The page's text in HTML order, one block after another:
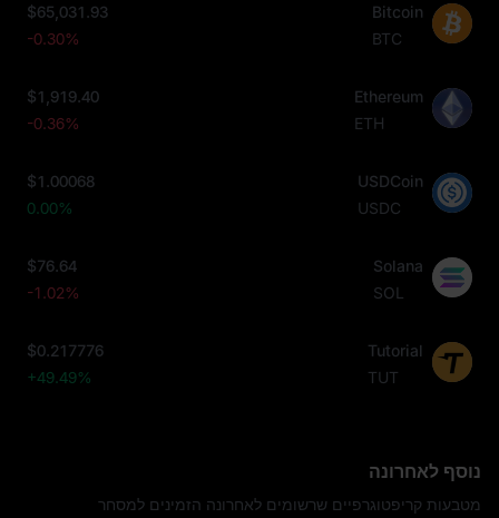
Bitcoin
BTC
$65,031.93
-0.30%
Ethereum
ETH
$1,919.40
-0.36%
USDCoin
USDC
$1.00068
0.00%
Solana
SOL
$76.64
-1.02%
Tutorial
TUT
$0.217776
+49.49%
נוסף לאחרונה
מטבעות קריפטוגרפיים שרשומים לאחרונה הזמינים למסחר